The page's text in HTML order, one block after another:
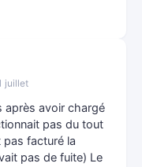
juillet
après avoir chargé
pas du tout
facturé la
pas de fuite) Le